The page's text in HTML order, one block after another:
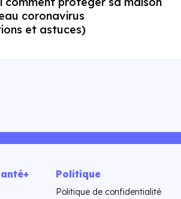
coronavirus
et astuces)
Politique
Politique de confidentialité